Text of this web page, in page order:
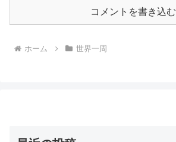
コメントを書き込む
ホーム 世界一周